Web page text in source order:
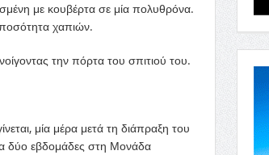
με κουβέρτα σε μία πολυθρόνα.
χαπιών.
την πόρτα του σπιτιού του.
μία μέρα μετά τη διάπραξη του
δύο εβδομάδες στη Μονάδα